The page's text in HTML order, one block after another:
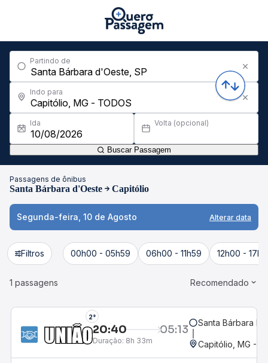
Partindo de
Indo para
Ida Volta (opcional)
Buscar Passagem
Passagens de ônibus
Santa Bárbara d'Oeste Capitólio
Segunda-feira, 10 de Agosto Alterar data
Filtros 00h00 - 05h59 06h00 - 11h59 12h00 -
1 passagens Recomendado
2°
20:40 05:13
Duração: 8h 33m
Santa Bárbara
Capitólio, MG -